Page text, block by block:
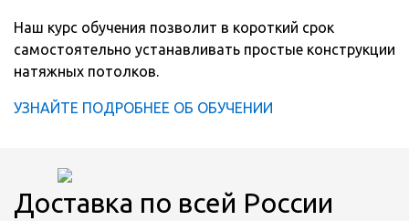
Наш курс обучения позволит в короткий срок
самостоятельно устанавливать простые конструкции
натяжных потолков.
УЗНАЙТЕ ПОДРОБНЕЕ ОБ ОБУЧЕНИИ
Доставка по всей России